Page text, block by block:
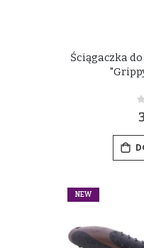
Ściągaczka
NEW